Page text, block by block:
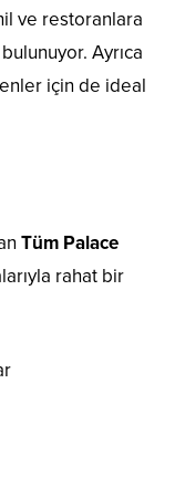
ve restoranlara
Ayrıca
için de ideal
Tüm Palace
rahat bir